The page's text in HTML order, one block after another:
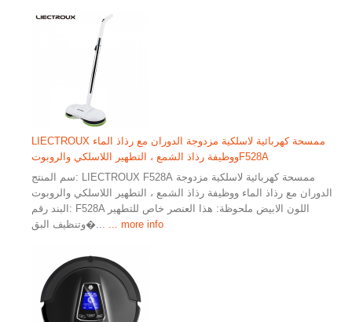
LIECTROUX ممسحة كهربائية لاسلكية مزدوجة الدوران مع رذاذ الماء
ووظيفة رذاذ الشمع ، التطهير اللاسلكي والروبوتF528A
سم المنتج: LIECTROUX F528A ممسحة كهربائية لاسلكية مزدوجة
الدوران مع رذاذ الماء ووظيفة رذاذ الشمع ، التطهير اللاسلكي والروبوت
البند رقم: F528A اللون الابيض ملحوظة: هذا العنصر خاص للتطهير
وتنظيف البق�...
... more info